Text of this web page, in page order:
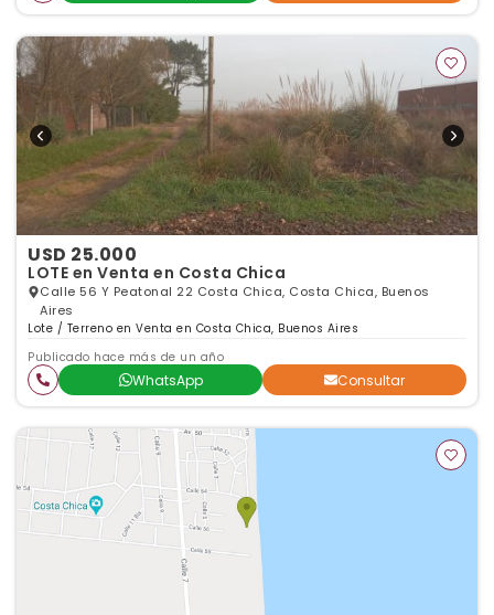
USD 25.000
LOTE en Venta en Costa Chica
Calle 56 Y Peatonal 22 Costa Chica, Costa Chica, Buenos
Aires
Lote / Terreno en Venta en Costa Chica, Buenos Aires
Publicado hace más de un año
WhatsApp Consultar